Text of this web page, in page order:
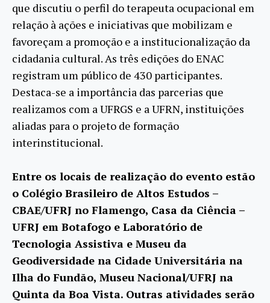
que discutiu o perfil do terapeuta ocupacional em
relação à ações e iniciativas que mobilizam e
favoreçam a promoção e a institucionalização da
cidadania cultural. As três edições do ENAC
registram um público de 430 participantes.
Destaca-se a importância das parcerias que
realizamos com a UFRGS e a UFRN, instituições
aliadas para o projeto de formação
interinstitucional.
Entre os locais de realização do evento estão
o Colégio Brasileiro de Altos Estudos –
CBAE/UFRJ no Flamengo, Casa da Ciência –
UFRJ em Botafogo e Laboratório de
Tecnologia Assistiva e Museu da
Geodiversidade na Cidade Universitária na
Ilha do Fundão, Museu Nacional/UFRJ na
Quinta da Boa Vista. Outras atividades serão